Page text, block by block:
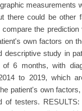
measurements
there could be
the
own factors on
descriptive study in
6 months, with
to 2019, which
patient's own
of testers.